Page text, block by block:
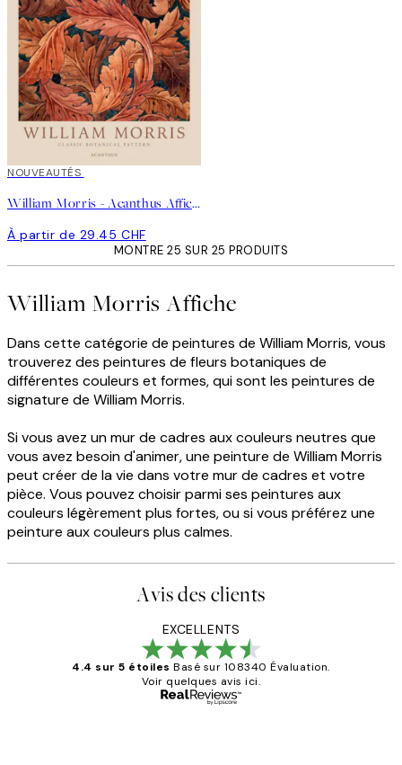
NOUVEAUTÉS
William Morris - Acanthus Affiche
À partir de 29.45 CHF
MONTRE 25 SUR 25 PRODUITS
William Morris Affiche
Dans cette catégorie de peintures de William Morris, vous
trouverez des peintures de fleurs botaniques de
différentes couleurs et formes, qui sont les peintures de
signature de William Morris.
Si vous avez un mur de cadres aux couleurs neutres que
vous avez besoin d'animer, une peinture de William Morris
peut créer de la vie dans votre mur de cadres et votre
pièce. Vous pouvez choisir parmi ses peintures aux
couleurs légèrement plus fortes, ou si vous préférez une
peinture aux couleurs plus calmes.
Avis des clients
EXCELLENTS
4.4 sur 5 étoiles Basé sur 108340 Évaluation.
Voir quelques avis ici.